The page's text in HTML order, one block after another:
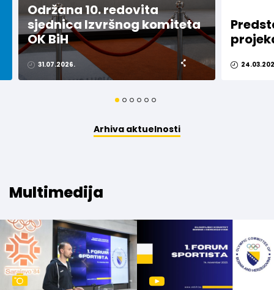
Održana 10. redovita
sjednica Izvršnog komiteta
OK BiH
31.07.2026.
Arhiva aktuelnosti
Multimedija